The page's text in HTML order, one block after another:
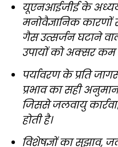
यूएनआईजीई के
मनोवैज्ञानिक कारणों
गैस उत्सर्जन घटाने
उपायों को अक्सर
पर्यावरण के प्रति
प्रभाव का सही
जिससे जलवायु
होती है।
विशेषज्ञों का सुझाव,